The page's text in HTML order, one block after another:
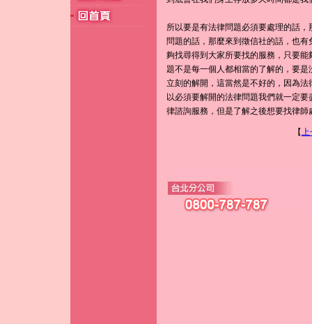
所以要是有法律問題必須要處理的話
問題的話，那麼來到徵信社的話，也
夠找尋得到大家所要找的服務，只要
題不是每一個人都相當的了解的，要
立刻的解開，這當然是不好的，因為
以必須要解開的法律問題我們就一定
律諮詢服務，但是了解之後想要找律
【上